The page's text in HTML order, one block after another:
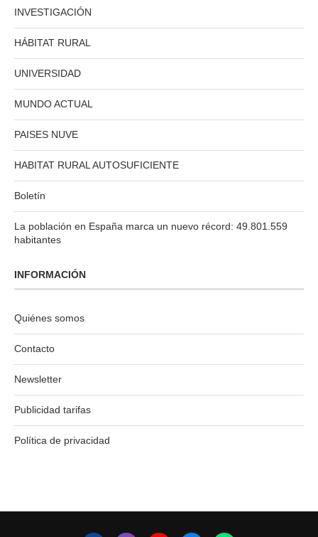
INVESTIGACIÓN
HÁBITAT RURAL
UNIVERSIDAD
MUNDO ACTUAL
PAISES NUVE
HABITAT RURAL AUTOSUFICIENTE
Boletín
La población en España marca un nuevo récord: 49.801.559
habitantes
INFORMACIÓN
Quiénes somos
Contacto
Newsletter
Publicidad tarifas
Política de privacidad